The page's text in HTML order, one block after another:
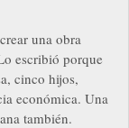
una obra
escribió porque
cinco hijos,
económica. Una
también.